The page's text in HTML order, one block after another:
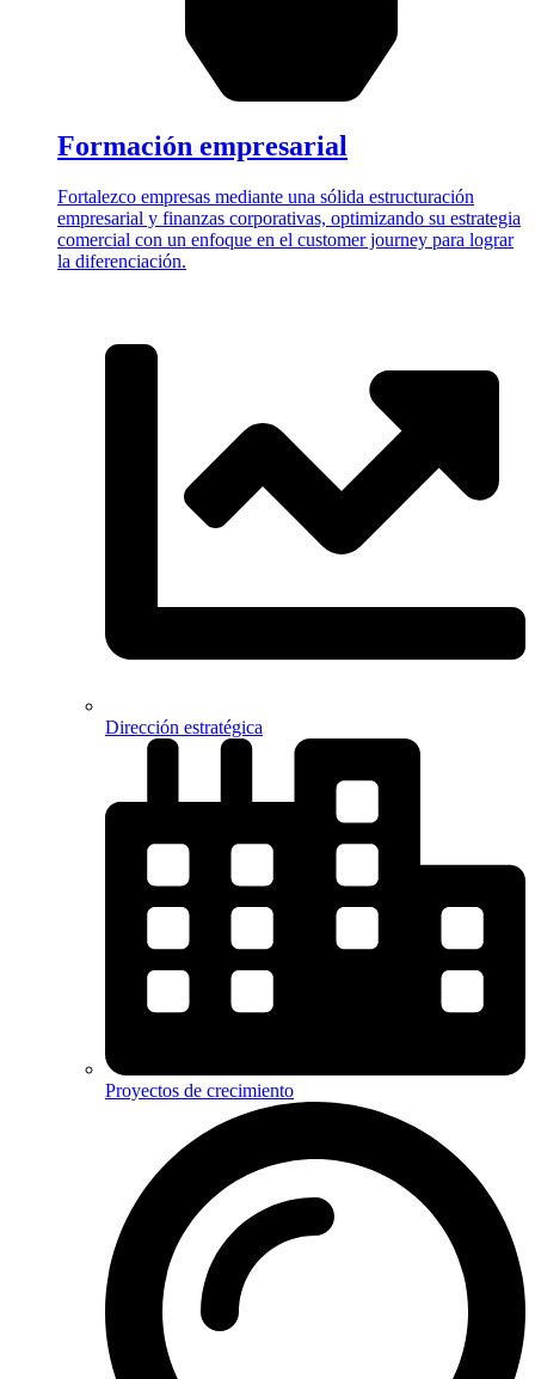
Formación empresarial
Fortalezco empresas mediante una sólida estructuración
empresarial y finanzas corporativas, optimizando su estrategia
comercial con un enfoque en el customer journey para lograr
la diferenciación.
Dirección estratégica
Proyectos de crecimiento